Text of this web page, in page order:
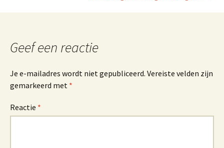
Geef een reactie
Je e-mailadres wordt niet gepubliceerd. Vereiste velden zijn
gemarkeerd met *
Reactie *